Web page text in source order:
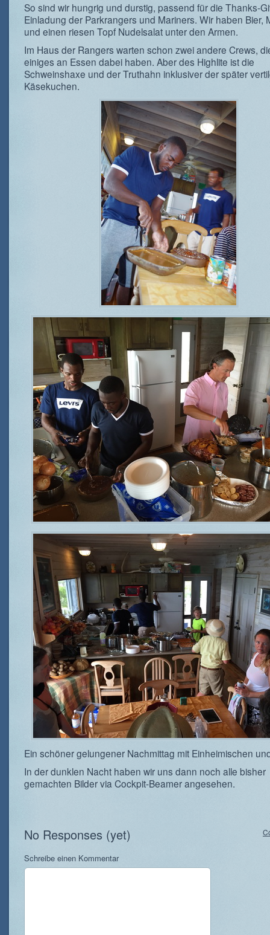
So sind wir hungrig und durstig, passend für die Thanks-
Einladung der Parkrangers und Mariners. Wir haben Bier,
und einen riesen Topf Nudelsalat unter den Armen.
Im Haus der Rangers warten schon zwei andere Crews,
einiges an Essen dabei haben. Aber des Highlite ist die
Schweinshaxe und der Truthahn inklusiver der später
Käsekuchen.
Ein schöner gelungener Nachmittag mit Einheimischen
In der dunklen Nacht haben wir uns dann noch alle bisher
gemachten Bilder via Cockpit-Beamer angesehen.
No Responses (yet)
Schreibe einen Kommentar